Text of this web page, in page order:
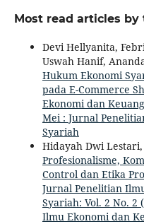
Most read articles by
Devi Hellyanita,
Uswah Hanif,
Hukum Ekonomi
pada E-Commerce
Ekonomi dan
Mei : Jurnal
Syariah
Hidayah Dwi
Profesionalisme,
Control dan Etika
Jurnal Penelitian
Syariah: Vol. 2 No. 2
Ilmu Ekonomi dan